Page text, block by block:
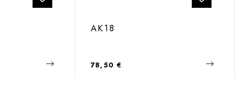
AK18
Regulärer Preis:
78,50 €